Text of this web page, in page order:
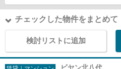
チェックした物件をまとめて
検討リストに追加
ビヤン北八代